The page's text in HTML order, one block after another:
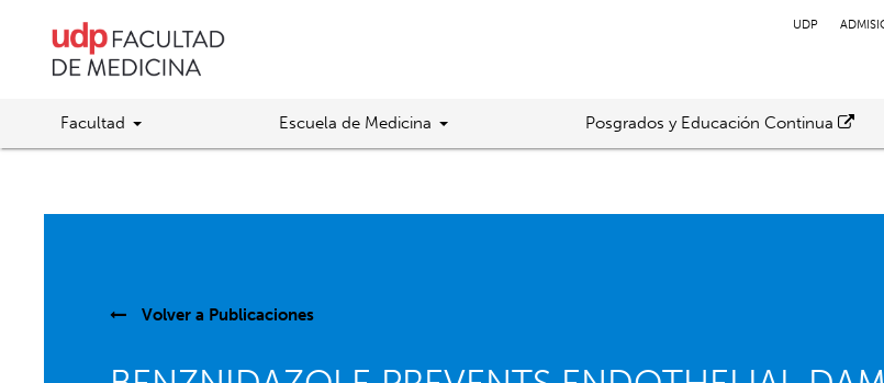
UDP
Facultad Escuela de Medicina Posgrados y Educación Continua
Volver a Publicaciones